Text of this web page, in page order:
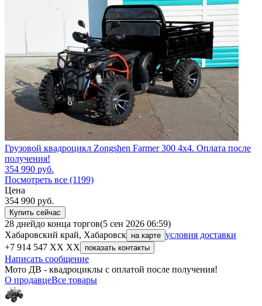
Грузовой квадроцикл Zongshen Farmer 300 4х4. Оплата после
получения!
354 990 руб.
Посмотреть все (1199)
Цена
354 990 руб.
Купить сейчас
28 днейдо конца торгов(5 сен 2026 06:59)
Хабаровский край, Хабаровск на карте условия доставки
+7 914 547 XX XX
показать контакты
Написать сообщение
Мото ДВ - квадроциклы с оплатой после получения!
О продавцеВсе товары